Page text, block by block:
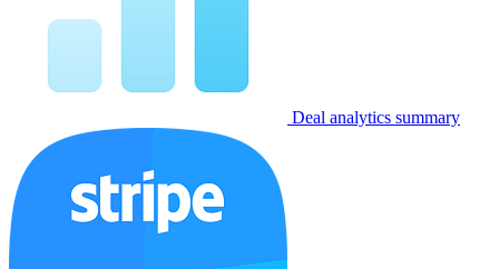
Deal analytics summary